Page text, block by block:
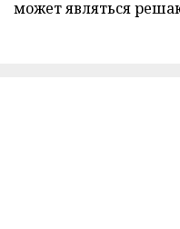
может являться